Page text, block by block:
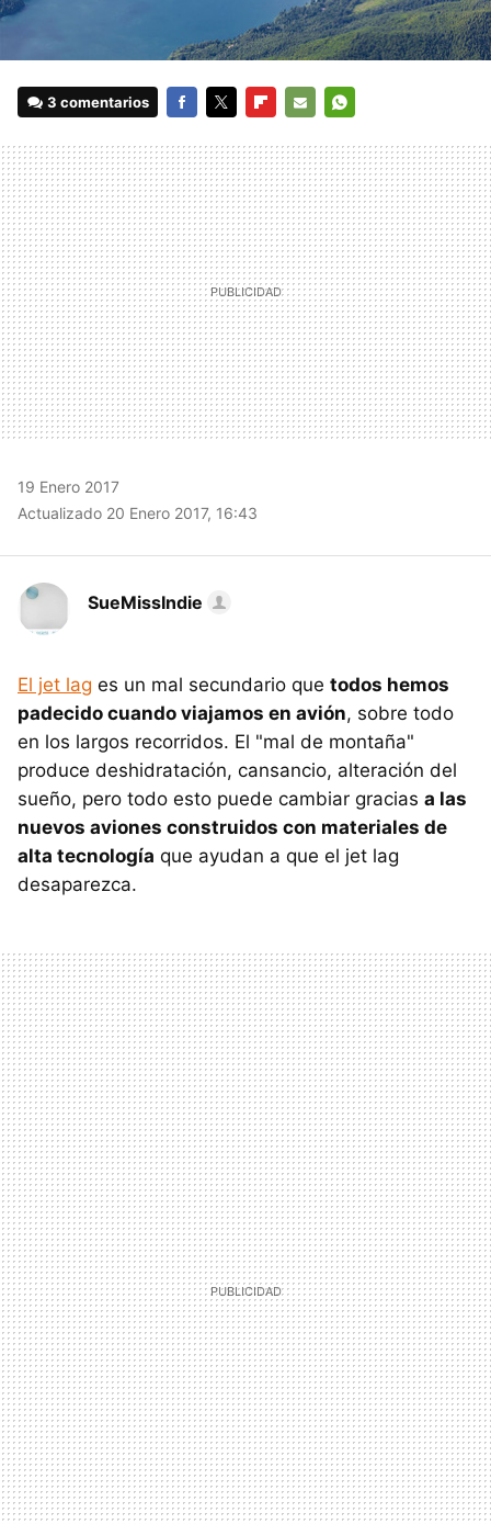
3 comentarios
MAIL
19 Enero 2017
Actualizado 20 Enero 2017, 16:43
SueMissIndie
El jet lag es un mal secundario que todos hemos
padecido cuando viajamos en avión, sobre todo
en los largos recorridos. El "mal de montaña"
produce deshidratación, cansancio, alteración del
sueño, pero todo esto puede cambiar gracias a las
nuevos aviones construidos con materiales de
alta tecnología que ayudan a que el jet lag
desaparezca.